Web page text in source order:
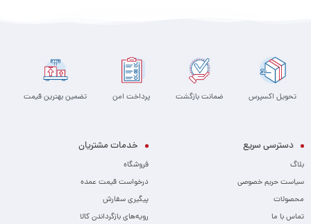
تحویل اکسپرس ضمانت بازگشت پرداخت امن تضمین بهترین قیمت
دسترسی سریع
بلاگ
سیاست حریم خصوصی
محصولات
تماس با ما
خدمات مشتریان
فروشگاه
درخواست قیمت عمده
پیگیری سفارش
رویه‌های بازگرداندن کالا